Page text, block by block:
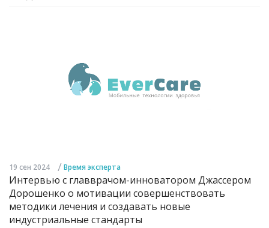
19 сен 2024 / Время эксперта
Интервью с главврачом-инноватором Джассером
Дорошенко о мотивации совершенствовать
методики лечения и создавать новые
индустриальные стандарты